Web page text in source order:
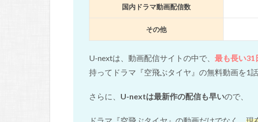
国内ドラマ動画配信数
その他
U-nextは、動画配信サイトの中で、最も長い31
持ってドラマ『空飛ぶタイヤ』の無料動画を1
さらに、 U-nextは最新作の配信も早いので、
ドラマ『空飛ぶタイヤ』の動画だけでなく、現